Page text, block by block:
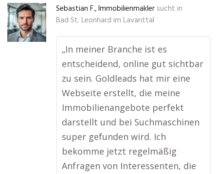
Sebastian F., Immobilienmakler sucht in
Bad St. Leonhard im Lavanttal
„In meiner Branche ist es
entscheidend, online gut sichtbar
zu sein. Goldleads hat mir eine
Webseite erstellt, die meine
Immobilienangebote perfekt
darstellt und bei Suchmaschinen
super gefunden wird. Ich
bekomme jetzt regelmäßig
Anfragen von Interessenten, die